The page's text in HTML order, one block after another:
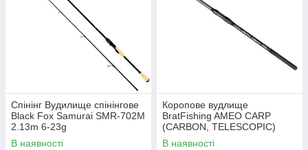
Спінінг Вудилище спінінгове
Black Fox Samurai SMR-702M
2.13m 6-23g
В наявності
Коропове вудлище
BratFishing AMEO CARP
(CARBON, TELESCOPIC)
3.00 m / 120-220 g.
В наявності